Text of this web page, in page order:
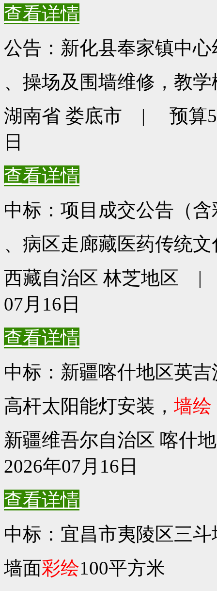
查看详情
公告：新化县奉家镇中
、操场及围墙维修，教学
湖南省 娄底市 | 预算
日
查看详情
中标：项目成交公告（含
、病区走廊藏医药传统文
西藏自治区 林芝地区
07月16日
查看详情
中标：新疆喀什地区英
高杆太阳能灯安装， 墙绘
新疆维吾尔自治区 喀
2026年07月16日
查看详情
中标：宜昌市夷陵区三
墙面彩绘100平方米